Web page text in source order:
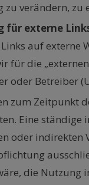
zu verändern,
für externe
auf
für die
oder Betreiber
zum Zeitpunkt
Eine
oder indirekten
die Nutzung